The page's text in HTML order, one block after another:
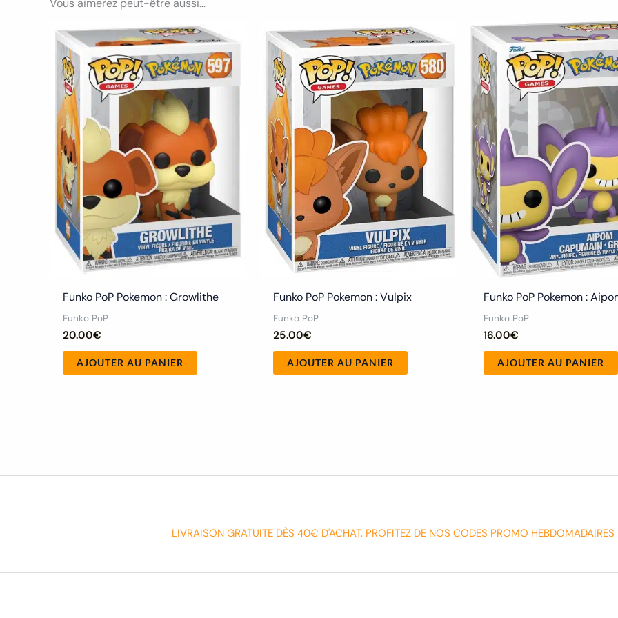
Funko PoP Pokemon : Growlithe
Funko PoP
20.00€
AJOUTER AU PANIER
Funko PoP Pokemon : Vulpix
Funko PoP
25.00€
AJOUTER AU PANIER
Funko PoP Pokemon :
Funko PoP
16.00€
AJOUTER AU PANIER
LIVRAISON GRATUITE DÈS 40€ D'ACHAT. PROFITEZ DE NOS CODES PROMO HEBDOMADAIRES